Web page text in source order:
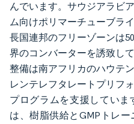
んでいます。サウジアラビ
ム向けポリマーチューブラ
長国連邦のフリーゾーンは
界のコンバーターを誘致し
整備は南アフリカのハウテ
レンテレフタレートプリフ
プログラムを支援していま
は、樹脂供給とGMPトレ